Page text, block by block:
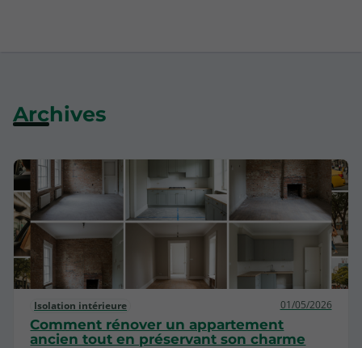
Archives
Isolation intérieure 01/05/2026
Comment rénover un appartement
ancien tout en préservant son charme